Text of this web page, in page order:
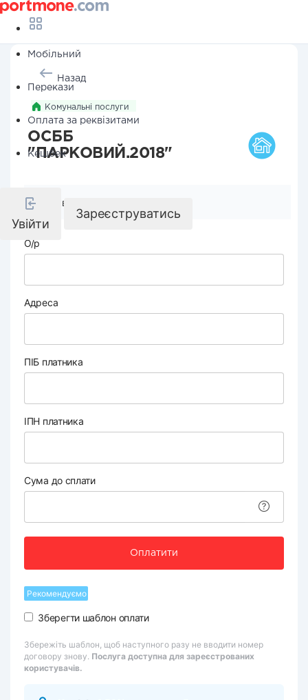
Мобільний
Перекази
Оплата за реквізитами
Кешбек
Увійти
Зареєструватись
Назад
Комунальні послуги
ОСББ
"ПАРКОВИЙ.2018"
Реквізити компанії
О/р
Адреса
ПІБ платника
ІПН платника
Сума до сплати
Оплатити
Рекомендуємо
Зберегти шаблон оплати
Збережіть шаблон, щоб наступного разу не вводити номер
договору знову. Послуга доступна для зареєстрованих
користувачів.